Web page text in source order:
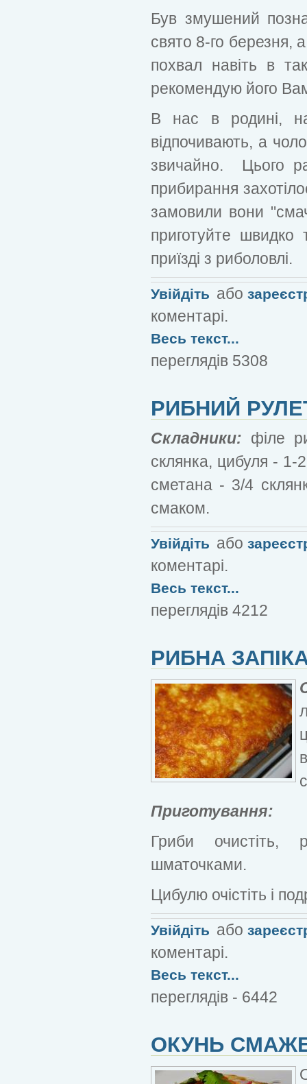
Був змушений
свято 8-го березня,
похвал навіть в
рекомендую його
В нас в родині,
відпочивають, а
звичайно. Цього
прибирання
замовили вони
приготуйте
приїзді з риболовлі.
Увійдіть або
коментарі.
Весь текст...
переглядів 5308
РИБНИЙ
Складники: філе
склянка, цибуля -
сметана - 3/4
смаком.
Увійдіть або
коментарі.
Весь текст...
переглядів 4212
РИБНА
Приготування:
Гриби очистіть,
шматочками.
Цибулю очістіть і
Увійдіть або
коментарі.
Весь текст...
переглядів - 6442
ОКУНЬ